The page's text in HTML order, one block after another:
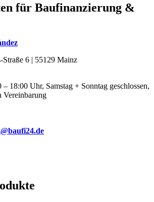
für Baufinanzierung &
6 | 55129 Mainz
18:00 Uhr, Samstag + Sonntag geschlossen,
Vereinbarung